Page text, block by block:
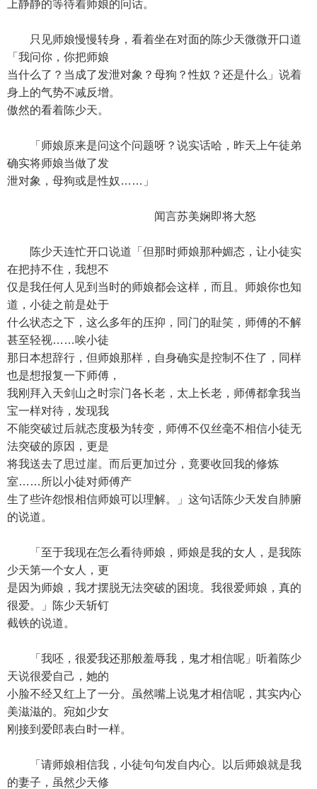
上静静的等待着师娘的问话。
只见师娘慢慢转身，看着坐在对面的陈少天微微开口道
「我问你，你把师娘
当什么了？当成了发泄对象？母狗？性奴？还是什么」说着
身上的气势不减反增。
傲然的看着陈少天。
「师娘原来是问这个问题呀？说实话哈，昨天上午徒弟
确实将师娘当做了发
泄对象，母狗或是性奴……」
闻言苏美娴即将大怒
陈少天连忙开口说道「但那时师娘那种媚态，让小徒实
在把持不住，我想不
仅是我任何人见到当时的师娘都会这样，而且。师娘你也知
道，小徒之前是处于
什么状态之下，这么多年的压抑，同门的耻笑，师傅的不解
甚至轻视……唉小徒
那日本想辞行，但师娘那样，自身确实是控制不住了，同样
也是想报复一下师傅，
我刚拜入天剑山之时宗门各长老，太上长老，师傅都拿我当
宝一样对待，发现我
不能突破过后就态度极为转变，师傅不仅丝毫不相信小徒无
法突破的原因，更是
将我送去了思过崖。而后更加过分，竟要收回我的修炼
室……所以小徒对师傅产
生了些许怨恨相信师娘可以理解。」这句话陈少天发自肺腑
的说道。
「至于我现在怎么看待师娘，师娘是我的女人，是我陈
少天第一个女人，更
是因为师娘，我才摆脱无法突破的困境。我很爱师娘，真的
很爱。」陈少天斩钉
截铁的说道。
「我呸，很爱我还那般羞辱我，鬼才相信呢」听着陈少
天说很爱自己，她的
小脸不经又红上了一分。虽然嘴上说鬼才相信呢，其实内心
美滋滋的。宛如少女
刚接到爱郎表白时一样。
「请师娘相信我，小徒句句发自内心。以后师娘就是我
的妻子，虽然少天修